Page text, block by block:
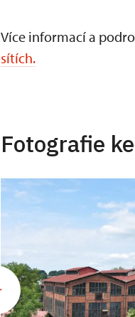
Více informací a
sítích.
Fotografie